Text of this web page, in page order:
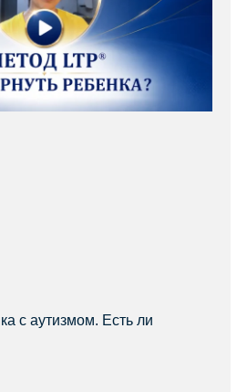
с аутизмом. Есть ли